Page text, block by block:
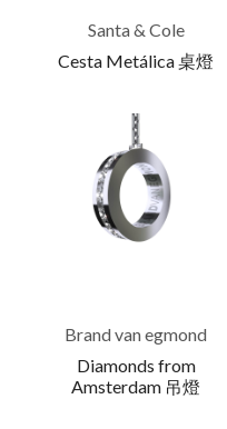
Santa & Cole
Cesta Metálica 桌燈
Brand van egmond
Diamonds from
Amsterdam 吊燈